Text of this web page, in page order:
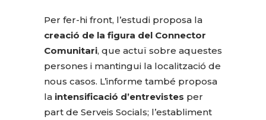
Per fer-hi front, l’estudi proposa la
creació de la figura del Connector
Comunitari, que actuï sobre aquestes
persones i mantingui la localització de
nous casos. L’informe també proposa
la intensificació d’entrevistes per
part de Serveis Socials; l’establiment